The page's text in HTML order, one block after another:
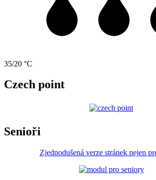
35/20 °C
Czech point
Senioři
Zjednodušená verze stránek nejen